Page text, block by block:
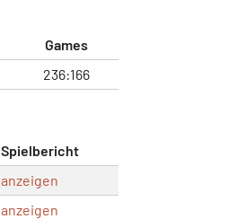
Games
236:166
Spielbericht
anzeigen
anzeigen